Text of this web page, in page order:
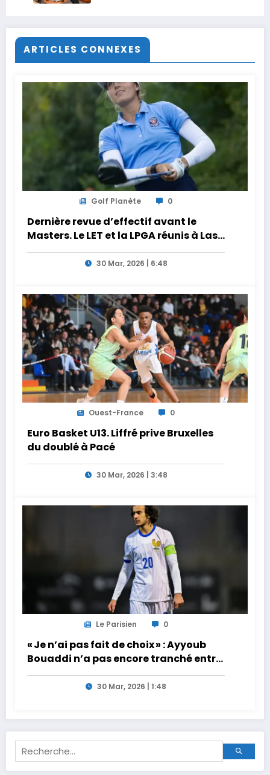
ARTICLES CONNEXES
Golf Planète 0
Dernière revue d’effectif avant le
Masters. Le LET et la LPGA réunis à Las
Vegas au programme de la semaine
30 Mar, 2026 | 6:48
Ouest-France 0
Euro Basket U13. Liffré prive Bruxelles
du doublé à Pacé
30 Mar, 2026 | 3:48
Le Parisien 0
« Je n’ai pas fait de choix » : Ayyoub
Bouaddi n’a pas encore tranché entre
la France et le Maroc
30 Mar, 2026 | 1:48